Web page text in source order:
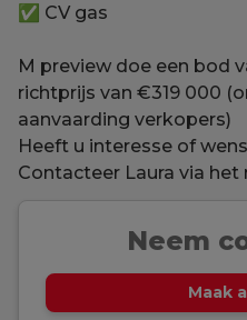
✅ CV gas
M preview doe een bod
richtprijs van €319 000
aanvaarding verkopers)
Heeft u interesse of
Contacteer Laura via het
Neem
Maak